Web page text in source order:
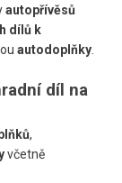
autopřívěsů
dílů k
autodoplňky.
díl na
,
včetně